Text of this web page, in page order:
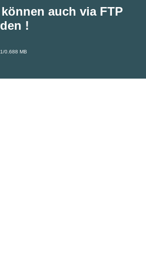
auch via FTP
!
0.688 MB